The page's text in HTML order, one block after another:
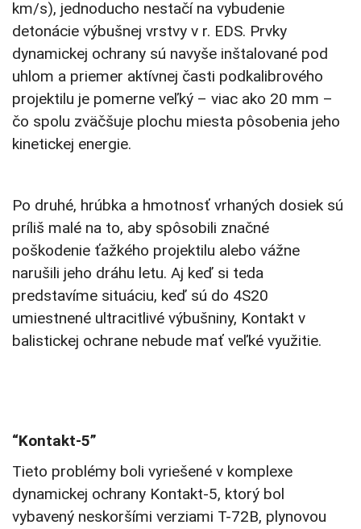
km/s), jednoducho nestačí na vybudenie
detonácie výbušnej vrstvy v r. EDS. Prvky
dynamickej ochrany sú navyše inštalované pod
uhlom a priemer aktívnej časti podkalibrového
projektilu je pomerne veľký – viac ako 20 mm –
čo spolu zväčšuje plochu miesta pôsobenia jeho
kinetickej energie.
Po druhé, hrúbka a hmotnosť vrhaných dosiek sú
príliš malé na to, aby spôsobili značné
poškodenie ťažkého projektilu alebo vážne
narušili jeho dráhu letu. Aj keď si teda
predstavíme situáciu, keď sú do 4S20
umiestnené ultracitlivé výbušniny, Kontakt v
balistickej ochrane nebude mať veľké využitie.
“Kontakt-5”
Tieto problémy boli vyriešené v komplexe
dynamickej ochrany Kontakt-5, ktorý bol
vybavený neskoršími verziami T-72B, plynovou